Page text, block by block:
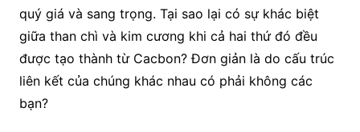
quý giá và sang trọng. Tại sao lại có sự khác biệt
giữa than chì và kim cương khi cả hai thứ đó đều
được tạo thành từ Cacbon? Đơn giản là do cấu trúc
liên kết của chúng khác nhau có phải không các
bạn?